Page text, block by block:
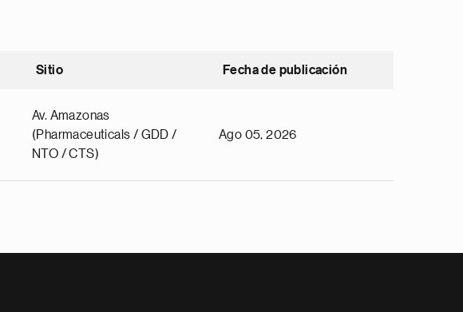
Sitio Fecha de publicación
Av. Amazonas
(Pharmaceuticals / GDD /
NTO / CTS)
Ago 05, 2026